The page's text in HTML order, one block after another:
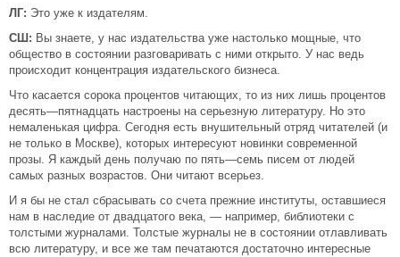
ЛГ: Это уже к издателям.
СШ: Вы знаете, у нас издательства уже настолько мощные, что
общество в состоянии разговаривать с ними открыто. У нас ведь
происходит концентрация издательского бизнеса.
Что касается сорока процентов читающих, то из них лишь процентов
десять—пятнадцать настроены на серьезную литературу. Но это
немаленькая цифра. Сегодня есть внушительный отряд читателей (и
не только в Москве), которых интересуют новинки современной
прозы. Я каждый день получаю по пять—семь писем от людей
самых разных возрастов. Они читают всерьез.
И я бы не стал сбрасывать со счета прежние институты, оставшиеся
нам в наследие от двадцатого века, — например, библиотеки с
толстыми журналами. Толстые журналы не в состоянии отлавливать
всю литературу, и все же там печатаются достаточно интересные